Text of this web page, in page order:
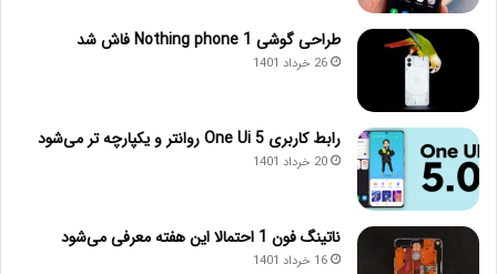
طراحی گوشی Nothing phone 1 فاش شد
26 خرداد 1401
رابط کاربری One Ui 5 روانتر و یکپارچه تر می‌شود
20 خرداد 1401
ناتینگ فون 1 احتمالا این هفته معرفی می‌شود
16 خرداد 1401